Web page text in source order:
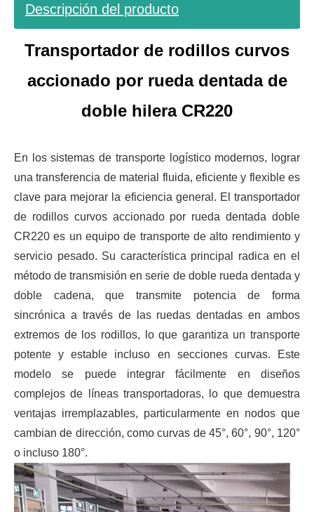
Descripción del producto
Transportador de rodillos curvos
accionado por rueda dentada de
doble hilera CR220
En los sistemas de transporte logístico modernos, lograr
una transferencia de material fluida, eficiente y flexible es
clave para mejorar la eficiencia general. El transportador
de rodillos curvos accionado por rueda dentada doble
CR220 es un equipo de transporte de alto rendimiento y
servicio pesado. Su característica principal radica en el
método de transmisión en serie de doble rueda dentada y
doble cadena, que transmite potencia de forma
sincrónica a través de las ruedas dentadas en ambos
extremos de los rodillos, lo que garantiza un transporte
potente y estable incluso en secciones curvas. Este
modelo se puede integrar fácilmente en diseños
complejos de líneas transportadoras, lo que demuestra
ventajas irremplazables, particularmente en nodos que
cambian de dirección, como curvas de 45°, 60°, 90°, 120°
o incluso 180°.